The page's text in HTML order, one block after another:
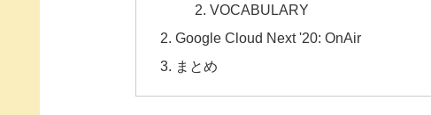
VOCABULARY
Google Cloud Next '20: OnAir
まとめ